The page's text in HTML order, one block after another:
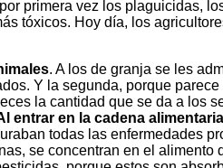
primera vez los plaguicidas,
tóxicos. Hoy día, los
. A los de granja se les
Y la segunda, porque
la cantidad que se da a los
entrar en la cadena
todas las enfermedades
se concentran en el